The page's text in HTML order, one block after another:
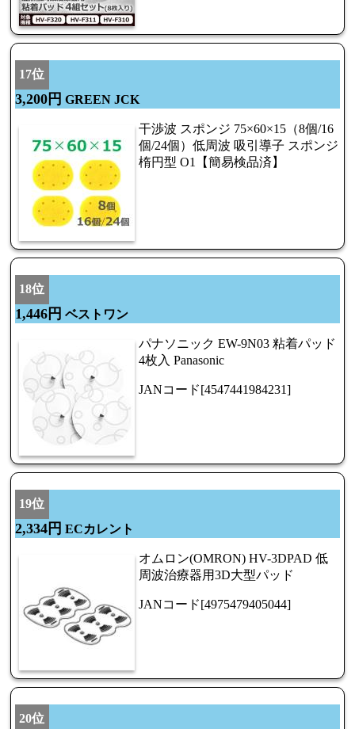
17位
3,200円 GREEN JCK
干渉波 スポンジ 75×60×15（8個/16
個/24個）低周波 吸引導子 スポンジ
楕円型 O1【簡易検品済】
18位
1,446円 ベストワン
パナソニック EW-9N03 粘着パッド
4枚入 Panasonic
JANコード[4547441984231]
19位
2,334円 ECカレント
オムロン(OMRON) HV-3DPAD 低
周波治療器用3D大型パッド
JANコード[4975479405044]
20位